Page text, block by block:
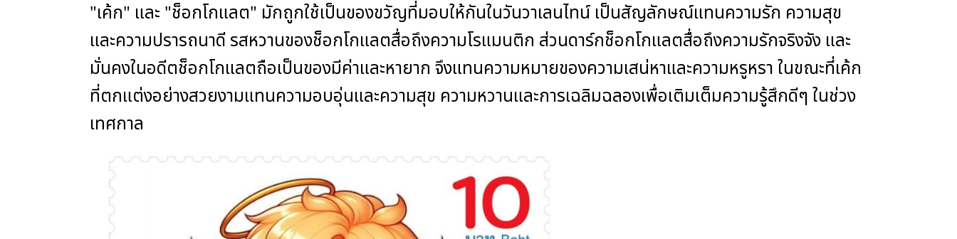
"เค้ก" และ "ช็อกโกแลต" มักถูกใช้เป็นของขวัญที่มอบให้กันในวันวาเลนไทน์ เป็นสัญลักษณ์แทนความรัก ความสุข
และความปรารถนาดี รสหวานของช็อกโกแลตสื่อถึงความโรแมนติก ส่วนดาร์กช็อกโกแลตสื่อถึงความรักจริงจัง และ
มั่นคงในอดีตช็อกโกแลตถือเป็นของมีค่าและหายาก จึงแทนความหมายของความเสน่หาและความหรูหรา ในขณะที่เค้ก
ที่ตกแต่งอย่างสวยงามแทนความอบอุ่นและความสุข ความหวานและการเฉลิมฉลองเพื่อเติมเต็มความรู้สึกดีๆ ในช่วง
เทศกาล